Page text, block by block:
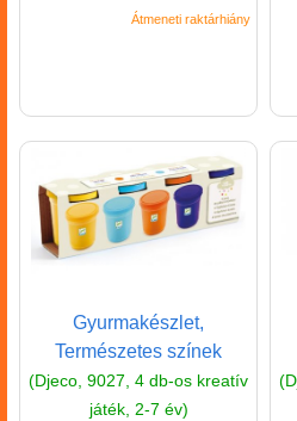
Átmeneti raktárhiány
Gyurmakészlet,
Természetes színek
(Djeco, 9027, 4 db-os kreatív
játék, 2-7 év)